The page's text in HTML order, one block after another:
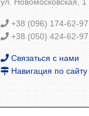
+38 (096) 174-62-97
+38 (050) 424-62-97
Связаться с нами
Навигация по сайту